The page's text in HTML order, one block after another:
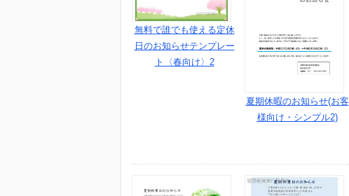
無料で誰でも使える定休
日のお知らせテンプレー
ト〈春向け〉2
夏期休暇のお知らせ(お客
様向け・シンプル2)